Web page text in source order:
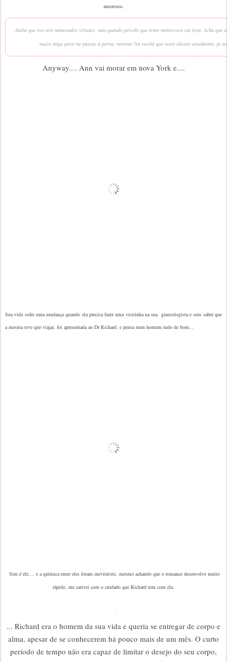
amorosos.
-Saiba que tive três namorados virtuais, mas quando percebi que eram mentirosos cai fora. Acha que
muito angu para me passar a perna, menina! Na escola que esses idiotas estudaram, ja
Anyway.... Ann vai morar em nova York e....
Sua vida sofre uma mudança quando ela precisa fazer uma visitinha na sua ginecologista e sem saber que
a mesma teve que viajar, foi apresentada ao Dr Richard, e pensa num homem tudo de bom...
Sim é ele.... e a química entre eles foram inevitáveis, mesmo achando que o romance desenvolve muito
rápido, me cativei com o cuidado que Richard tem com ela.
... Richard era o homem da sua vida e queria se entregar de corpo e
alma, apesar de se conhecerem há pouco mais de um mês. O curto
período de tempo não era capaz de limitar o desejo do seu corpo,